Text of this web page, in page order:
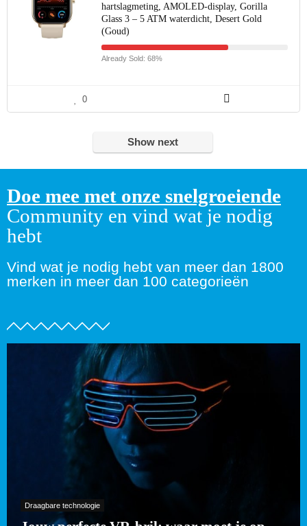
hartslagmeting, AMOLED-display, Gorilla
Glass 3 – 5 ATM waterdicht, Desert Gold
(Goud)
Already Sold: 68%
0
Show next
Doe mee met onze snelgroeiende
Community en vind wat je nodig
hebt
Vind wat je nodig hebt van meer dan 1800
merken in meer dan 100 categorieën
Draagbare technologie